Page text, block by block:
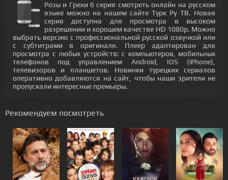
Розы и Грехи 6 серия смотреть онлайн на русском
языке можно на нашем сайте Турк Ру ТВ. Новая
серия доступна для просмотра в высоком
разрешении и хорошем качестве HD 1080p. Можно
выбрать версию с профессиональной русской озвучкой или
с субтитрами в оригинале. Плеер адаптирован для
просмотра с любых устройств: с компьютеров, мобильных
телефонов под управлением Android, IOS (iPhone),
телевизоров и планшетов. Новинки турецких сериалов
оперативно добавляются на сайт, чтобы наши зрители не
пропускали интересные премьеры.
Рекомендуем посмотреть